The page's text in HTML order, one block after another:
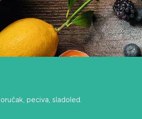
peciva, sladoled.